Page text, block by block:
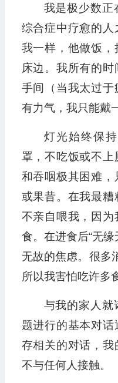
我是极少数正
综合症中疗愈的
我一样，他做饭，
床边。我所有的
手间（当我太过
有力气，我只能戴
灯光始终保
罩，不吃饭或不
和吞咽极其困难
或果昔。在我最
不亲自喂我，因
食。在进食后“无
无故的焦虑。很多
所以我害怕吃许多
与我的家人就
题进行的基本对
存相关的对话，
不与任何人接触。